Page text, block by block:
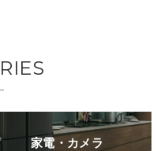
家電・カメラ